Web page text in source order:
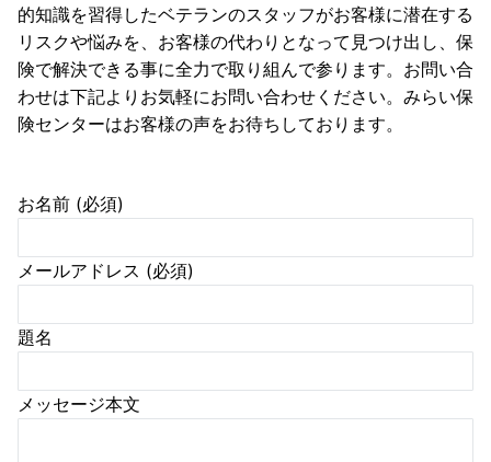
的知識を習得したベテランのスタッフがお客様に潜在する
リスクや悩みを、お客様の代わりとなって見つけ出し、保
険で解決できる事に全力で取り組んで参ります。お問い合
わせは下記よりお気軽にお問い合わせください。みらい保
険センターはお客様の声をお待ちしております。
お名前 (必須)
メールアドレス (必須)
題名
メッセージ本文